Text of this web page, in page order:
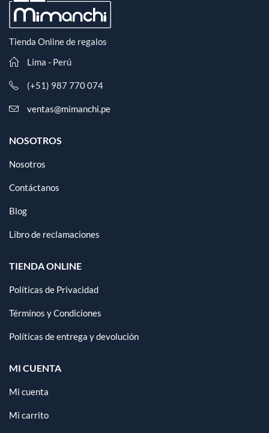
Tienda Online de regalos
Lima - Perú
(+51) 987 770 074
ventas@mimanchi.pe
NOSOTROS
Nosotros
Contáctanos
Blog
Libro de reclamaciones
TIENDA ONLINE
Políticas de Privacidad
Términos y Condiciones
Políticas de entrega y devolución
MI CUENTA
Mi cuenta
Mi carrito